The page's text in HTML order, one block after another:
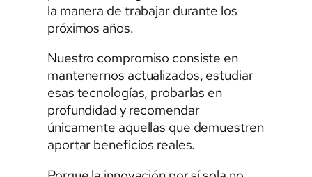
la manera de trabajar durante los
próximos años.
Nuestro compromiso consiste en
mantenernos actualizados, estudiar
esas tecnologías, probarlas en
profundidad y recomendar
únicamente aquellas que demuestren
aportar beneficios reales.